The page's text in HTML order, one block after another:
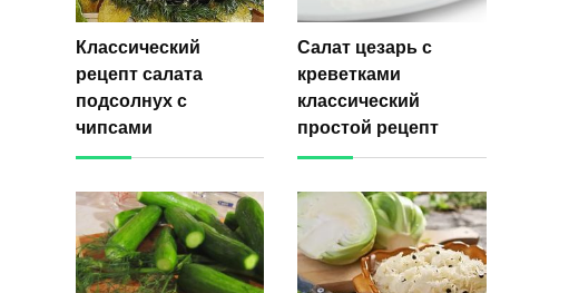
Классический
рецепт салата
подсолнух с
чипсами
Салат цезарь с
креветками
классический
простой рецепт